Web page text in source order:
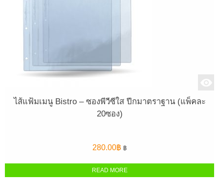
ไส้แฟ้มเมนู Bistro – ซองพีวีซีใส ปีกมาตราฐาน (แพ็คละ
20ซอง)
280.00฿ ฿
READ MORE